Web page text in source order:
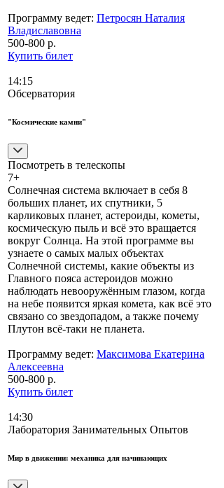
Программу ведет: Петросян Наталия
Владиславовна
500-800 р.
Купить билет
14:15
Обсерватория
"Космические камни"
Посмотреть в телескопы
7+
Солнечная система включает в себя 8
больших планет, их спутники, 5
карликовых планет, астероиды, кометы,
космическую пыль и всё это вращается
вокруг Солнца. На этой программе вы
узнаете о самых малых объектах
Солнечной системы, какие объекты из
Главного пояса астероидов можно
наблюдать невооружённым глазом, когда
на небе появится яркая комета, как всё это
связано со звездопадом, а также почему
Плутон всё-таки не планета.
Программу ведет: Максимова Екатерина
Алексеевна
500-800 р.
Купить билет
14:30
Лаборатория Занимательных Опытов
Мир в движении: механика для начинающих